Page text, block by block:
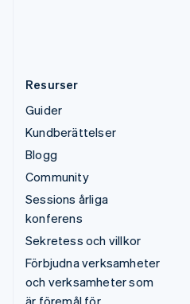
Resurser
Guider
Kundberättelser
Blogg
Community
Sessions årliga
konferens
Sekretess och villkor
Förbjudna verksamheter
och verksamheter som